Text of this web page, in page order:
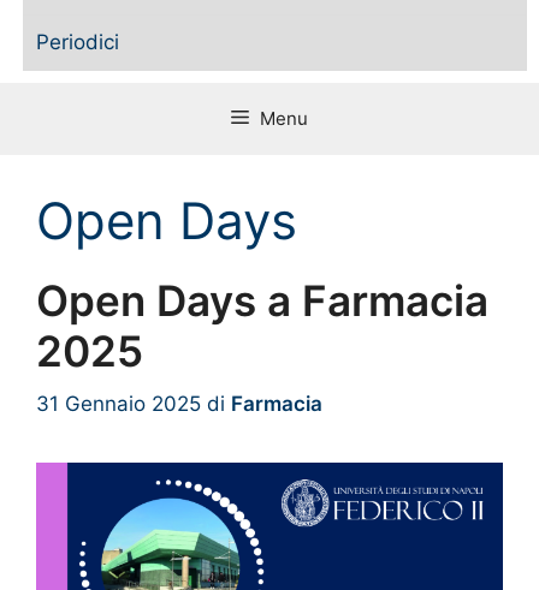
Periodici
Menu
Open Days
Open Days a Farmacia
2025
31 Gennaio 2025 di Farmacia